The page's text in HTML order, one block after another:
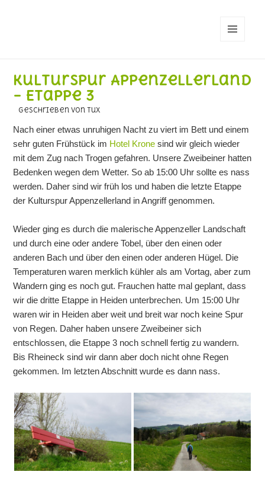
Kulturspur Appenzellerland
– Etappe 3
geschrieben von Tux
Nach einer etwas unruhigen Nacht zu viert im Bett und einem
sehr guten Frühstück im Hotel Krone sind wir gleich wieder
mit dem Zug nach Trogen gefahren. Unsere Zweibeiner hatten
Bedenken wegen dem Wetter. So ab 15:00 Uhr sollte es nass
werden. Daher sind wir früh los und haben die letzte Etappe
der Kulturspur Appenzellerland in Angriff genommen.
Wieder ging es durch die malerische Appenzeller Landschaft
und durch eine oder andere Tobel, über den einen oder
anderen Bach und über den einen oder anderen Hügel. Die
Temperaturen waren merklich kühler als am Vortag, aber zum
Wandern ging es noch gut. Frauchen hatte mal geplant, dass
wir die dritte Etappe in Heiden unterbrechen. Um 15:00 Uhr
waren wir in Heiden aber weit und breit war noch keine Spur
von Regen. Daher haben unsere Zweibeiner sich
entschlossen, die Etappe 3 noch schnell fertig zu wandern.
Bis Rheineck sind wir dann aber doch nicht ohne Regen
gekommen. Im letzten Abschnitt wurde es dann nass.